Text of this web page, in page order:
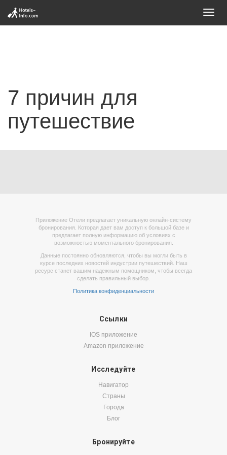
7 причин для
путешествие
Приложение Отели предлагает уникальную онлайн-систему
бронирования. Которая дает вам доступ к большой базе и
предлагает полную информацию об условиях с
возможностью моментального бронирования.
Данные постоянно обновляются, чтобы вы могли быть в
курсе последних новостей индустрии путешествий. Наш
ресурс станет вашим надежным помощником, чтобы всегда
сделать правильный выбор.
Политика конфиденциальности
Ссылки
IOS приложение
Amazon приложение
Исследуйте
Навигатор
Страны
Города
Блог
Бронируйте